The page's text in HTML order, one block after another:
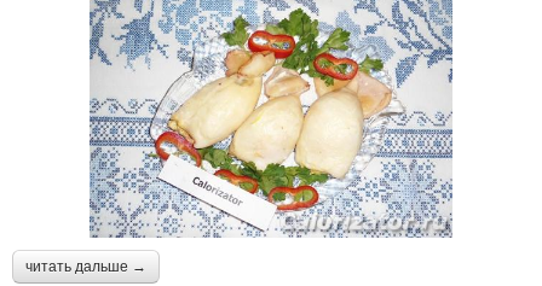
читать дальше →